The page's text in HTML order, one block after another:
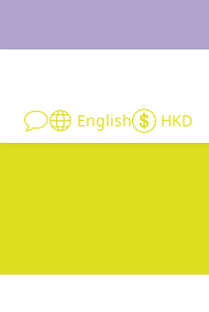
English HKD